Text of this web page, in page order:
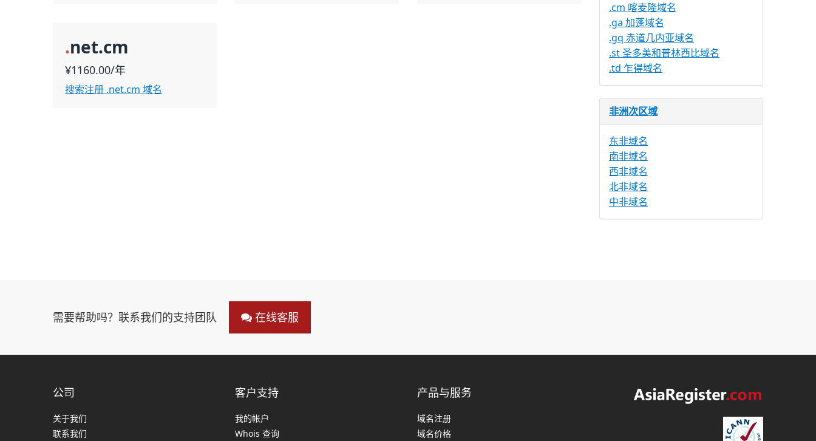
.net.cm
¥1160.00/年
搜索注册 .net.cm 域名
.cm 喀麦隆域名
.ga 加蓬域名
.gq 赤道几内亚域名
.st 圣多美和普林西比域名
.td 乍得域名
非洲次区域
东非域名
南非域名
西非域名
北非域名
中非域名
需要帮助吗？联系我们的支持团队 在线客服
公司
关于我们
联系我们
客户支持
我的帐户
Whois 查询
产品与服务
域名注册
域名价格